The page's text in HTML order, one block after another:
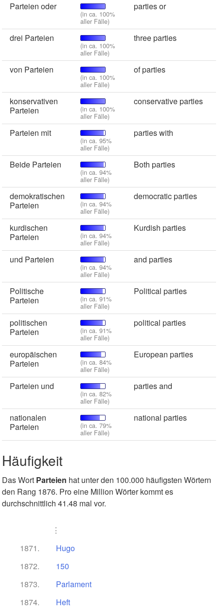
Parteien oder
(in ca. 100%
aller Fälle)
parties or
drei Parteien
(in ca. 100%
aller Fälle)
three parties
von Parteien
(in ca. 100%
aller Fälle)
of parties
konservativen
Parteien
(in ca. 100%
aller Fälle)
conservative parties
Parteien mit
(in ca. 95%
aller Fälle)
parties with
Beide Parteien
(in ca. 94%
aller Fälle)
Both parties
demokratischen
Parteien
(in ca. 94%
aller Fälle)
democratic parties
kurdischen
Parteien
(in ca. 94%
aller Fälle)
Kurdish parties
und Parteien
(in ca. 94%
aller Fälle)
and parties
Politische
Parteien
(in ca. 91%
aller Fälle)
Political parties
politischen
Parteien
(in ca. 91%
aller Fälle)
political parties
europäischen
Parteien
(in ca. 84%
aller Fälle)
European parties
Parteien und
(in ca. 82%
aller Fälle)
parties and
nationalen
Parteien
(in ca. 79%
aller Fälle)
national parties
Häufigkeit
Das Wort Parteien hat unter den 100.000 häufigsten Wörtern
den Rang 1876. Pro eine Million Wörter kommt es
durchschnittlich 41.48 mal vor.
⋮
1871.
Hugo
1872.
150
1873.
Parlament
1874.
Heft